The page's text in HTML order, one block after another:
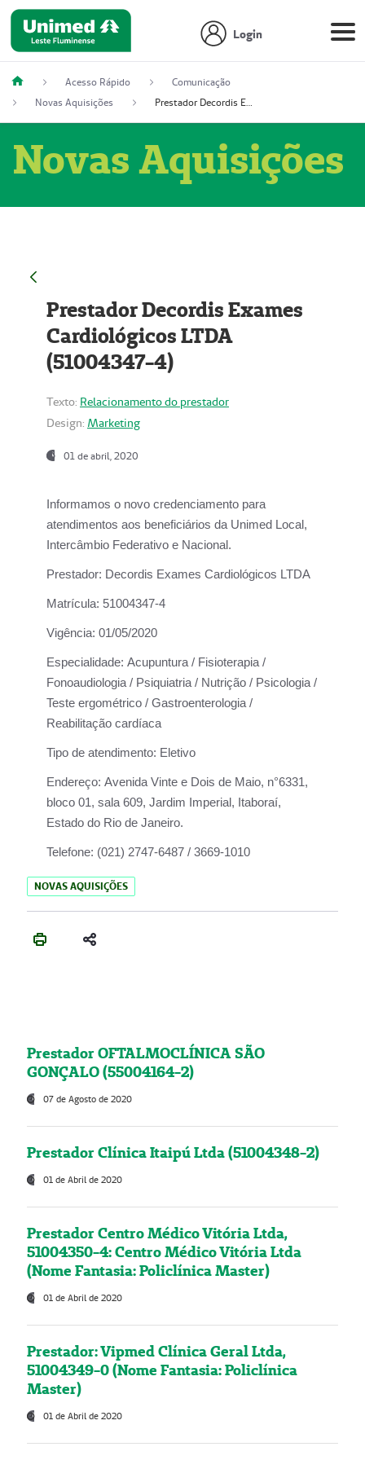
Login
Acesso Rápido
Comunicação
Novas Aquisições
Prestador Decordis Exames Cardiológicos LTDA (51004347-4)
Novas Aquisições
Prestador Decordis Exames
Cardiológicos LTDA
(51004347-4)
Texto: Relacionamento do prestador
Design: Marketing
01 de abril, 2020
Informamos o novo credenciamento para
atendimentos aos beneficiários da Unimed Local,
Intercâmbio Federativo e Nacional.
Prestador: Decordis Exames Cardiológicos LTDA
Matrícula: 51004347-4
Vigência: 01/05/2020
Especialidade: Acupuntura / Fisioterapia /
Fonoaudiologia / Psiquiatria / Nutrição / Psicologia /
Teste ergométrico / Gastroenterologia /
Reabilitação cardíaca
Tipo de atendimento: Eletivo
Endereço: Avenida Vinte e Dois de Maio, n°6331,
bloco 01, sala 609, Jardim Imperial, Itaboraí,
Estado do Rio de Janeiro.
Telefone: (021) 2747-6487 / 3669-1010
NOVAS AQUISIÇÕES
Prestador OFTALMOCLÍNICA SÃO
GONÇALO (55004164-2)
07 de Agosto de 2020
Prestador Clínica Itaipú Ltda (51004348-2)
01 de Abril de 2020
Prestador Centro Médico Vitória Ltda,
51004350-4: Centro Médico Vitória Ltda
(Nome Fantasia: Policlínica Master)
01 de Abril de 2020
Prestador: Vipmed Clínica Geral Ltda,
51004349-0 (Nome Fantasia: Policlínica
Master)
01 de Abril de 2020